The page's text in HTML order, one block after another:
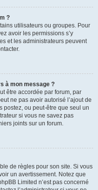
?
utilisateurs ou groupes. Pour
avoir les permissions s’y
et les administrateurs peuvent
à mon message ?
être accordée par forum, par
ne pas avoir autorisé l’ajout de
postez, ou peut-être que seul un
si vous ne savez pas
joints sur un forum.
de règles pour son site. Si vous
un avertissement. Notez que
Limited n’est pas concerné